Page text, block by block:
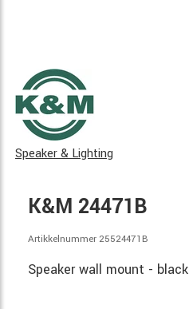
Speaker & Lighting
K&M 24471B
Artikkelnummer 25524471B
Speaker wall mount - black